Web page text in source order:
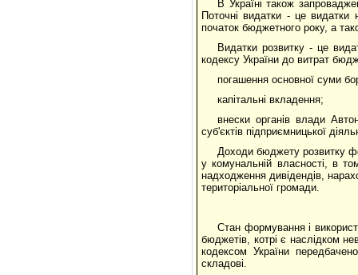
В Україні також
Поточні видатки - це видатки
початок бюджетного року, а
Видатки розвитку - це
кодексу України до витрат
погашення основної суми
капітальні вкладення;
внески органів влади
суб'єктів підприємницької
Доходи бюджету розвитку
у комунальній власності, в
надходження дивідендів,
територіальної громади.
Стан формування і
бюджетів, котрі є наслідком
кодексом України
складові.